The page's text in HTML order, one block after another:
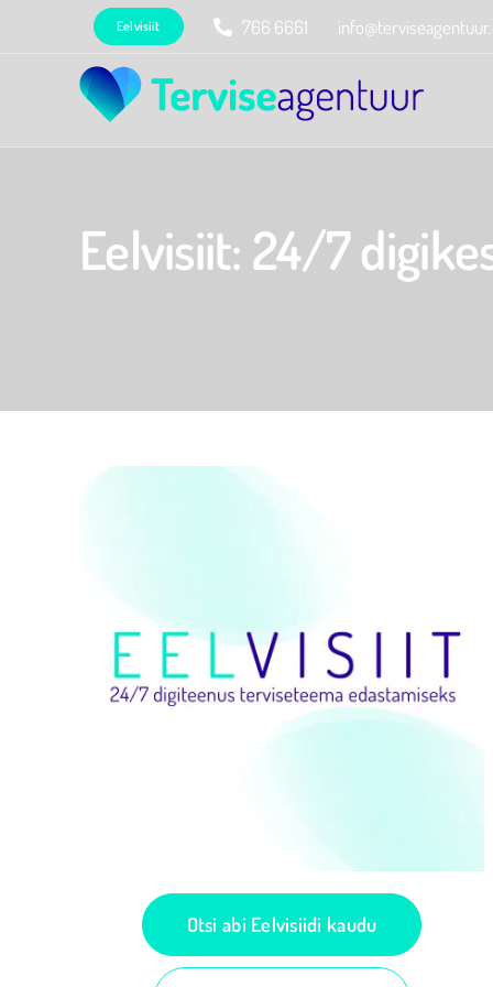
Eelvisiit 766 6661
Eelvisiit: 24/7
Otsi abi Eelvisiidi kaudu